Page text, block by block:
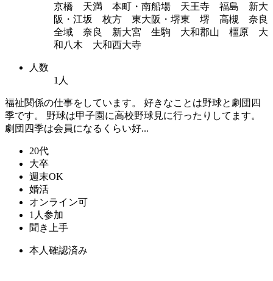
京橋 天満 本町・南船場 天王寺 福島 新大
阪・江坂 枚方 東大阪・堺東 堺 高槻 奈良
全域 奈良 新大宮 生駒 大和郡山 橿原 大
和八木 大和西大寺
人数
1人
福祉関係の仕事をしています。 好きなことは野球と劇団四
季です。 野球は甲子園に高校野球見に行ったりしてます。
劇団四季は会員になるくらい好...
20代
大卒
週末OK
婚活
オンライン可
1人参加
聞き上手
本人確認済み